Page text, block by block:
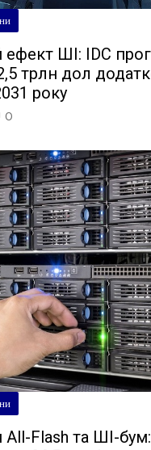
ШІ: IDC
трлн дол
року
0
Flash та ШІ-бум: